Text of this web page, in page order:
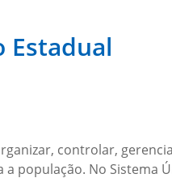
Estadual
controlar,
população. No Sistema